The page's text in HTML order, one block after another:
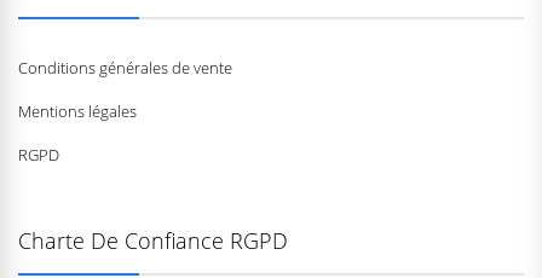
Conditions générales de vente
Mentions légales
RGPD
Charte De Confiance RGPD